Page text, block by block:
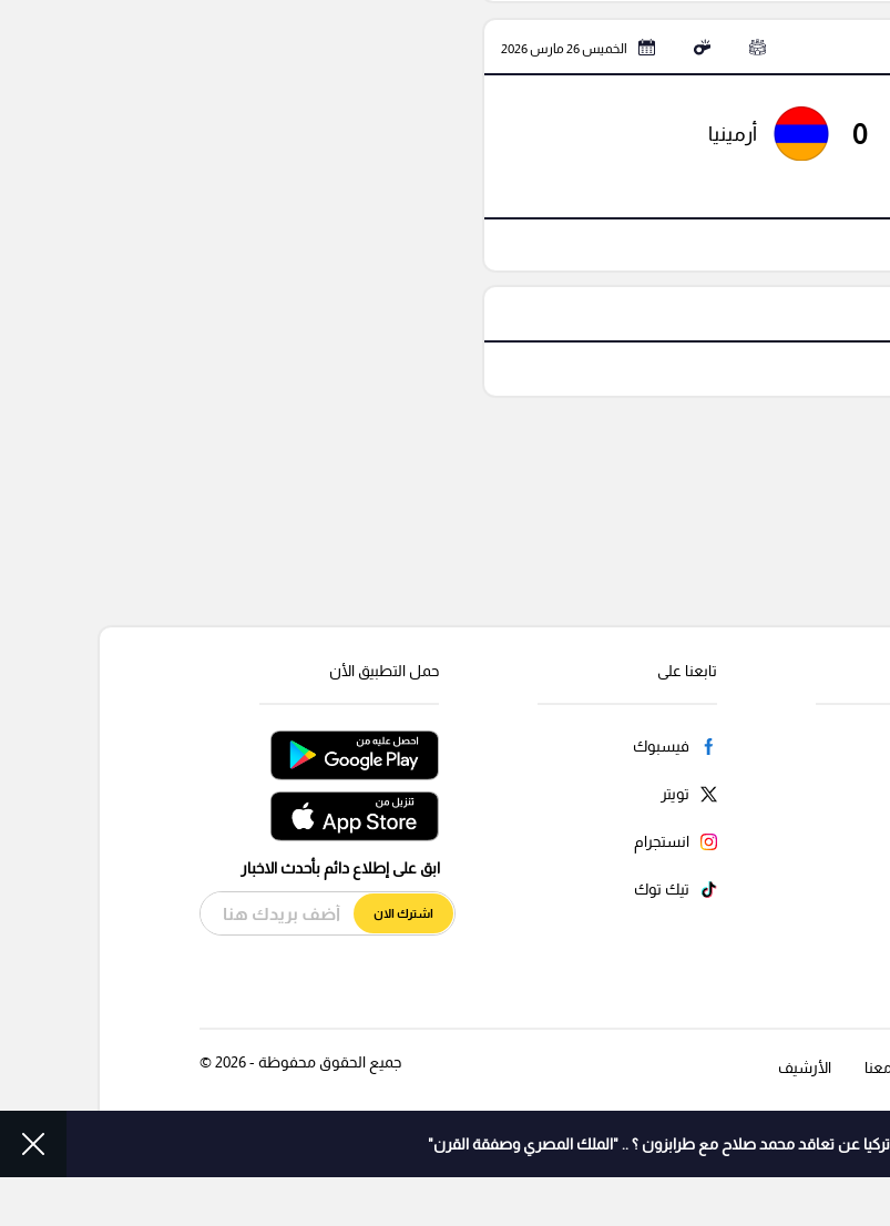
الخميس 26 مارس 2026
0 أرمينيا
عن تعاقد محمد صلاح مع طرابزون ؟ .. "الملك المصري وصفقة القرن"
تابعنا على
فيسبوك
تويتر
انستجرام
تيك توك
حمل التطبيق الأن
ابق على إطلاع دائم بأحدث الاخبار
اشترك الان
الأرشيف جميع الحقوق محفوظة - 2026 ©